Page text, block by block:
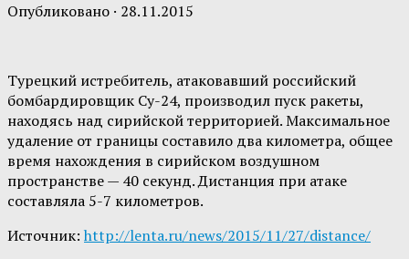
Опубликовано · 28.11.2015
Турецкий истребитель, атаковавший российский
бомбардировщик Су-24, производил пуск ракеты,
находясь над сирийской территорией. Максимальное
удаление от границы составило два километра, общее
время нахождения в сирийском воздушном
пространстве — 40 секунд. Дистанция при атаке
составляла 5-7 километров.
Источник: http://lenta.ru/news/2015/11/27/distance/